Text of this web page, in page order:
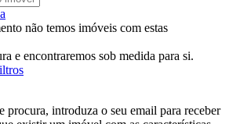
não temos imóveis com estas
e encontraremos sob medida para si.
procura, introduza o seu email para receber